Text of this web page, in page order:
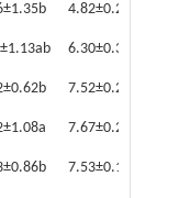
4.82±0.22d
6.30±0.36b
7.52±0.23a
7.67±0.24a
7.53±0.12a